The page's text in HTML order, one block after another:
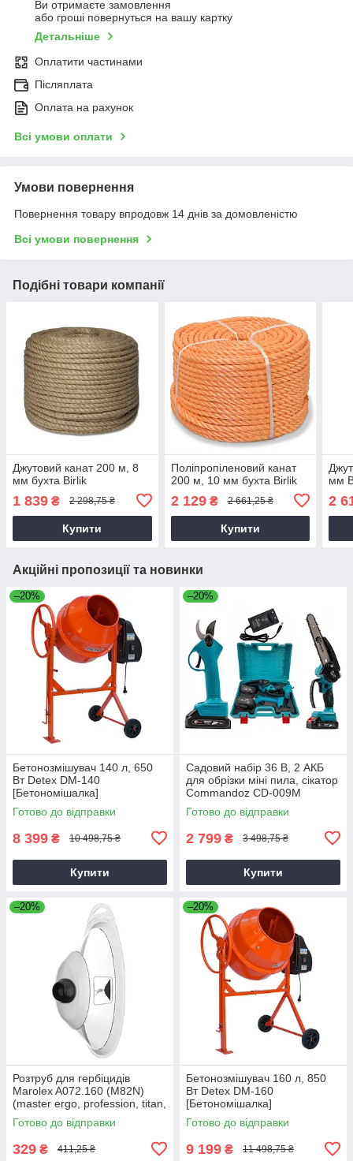
Ви отримаєте замовлення
або гроші повернуться на вашу картку
Детальніше
Оплатити частинами
Післяплата
Оплата на рахунок
Всі умови оплати
Умови повернення
Повернення товару впродовж 14 днів за домовленістю
Всі умови повернення
Подібні товари компанії
Джутовий канат 200 м, 8
мм бухта Birlik
1 839 ₴ 2 298,75 ₴
Купити
Поліпропіленовий канат
200 м, 10 мм бухта Birlik
2 129₴ 2 661,25 ₴
Купити
мм
2
Акційні пропозиції та новинки
–20%
Бетонозмішувач 140 л, 650
Вт Detex DM-140
[Бетономішалка]
Готово до відправки
8 399 ₴ 10 498,75 ₴
Купити
–20%
Садовий набір 36 В, 2 АКБ
для обрізки міні пила, сікатор
Commandoz CD-009M
Готово до відправки
2 799 ₴ 3 498,75 ₴
Купити
–20%
Розтруб для гербіцидів
Marolex A072.160 (M82N)
(master ergo, profession, titan,
x-line)
Готово до відправки
329 ₴ 411,25 ₴
–20%
Бетонозмішувач 160 л, 850
Вт Detex DM-160
[Бетономішалка]
Готово до відправки
9 199 ₴ 11 498,75 ₴